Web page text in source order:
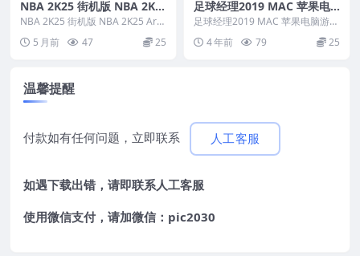
NBA 2K25 街机版 NBA 2K2
5 Arcade Edition MAC游戏
苹果电脑游戏 适配苹果OS系
统macOS
NBA 2K25 街机版 NBA 2K25 Arc
5 月前 47 25
足球经理2019 MAC 苹果电
脑游戏 原生版 支援10.15 11
12 13 适用于APPLE CPU
足球经理2019 MAC 苹果电脑游戏
4 年前 79 25
温馨提醒
付款如有任何问题，立即联系 人工客服
如遇下载出错，请即联系人工客服
使用微信支付，请加微信：pic2030